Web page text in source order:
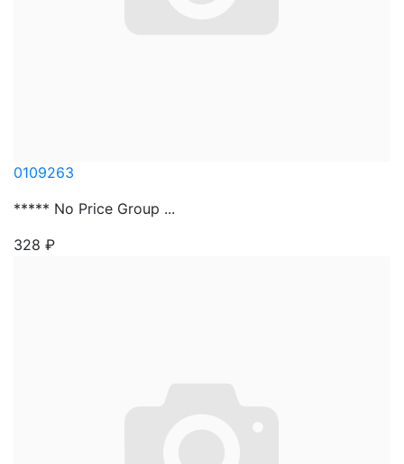
0109263
***** No Price Group ...
328 ₽